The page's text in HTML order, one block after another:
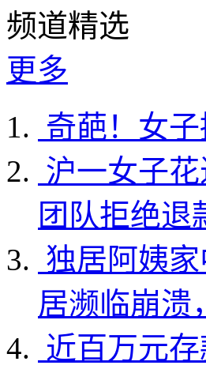
频道精选
更多
奇葩！女
沪一女子
团队拒绝
独居阿姨
居濒临崩
近百万元